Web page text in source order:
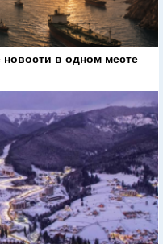
в одном месте